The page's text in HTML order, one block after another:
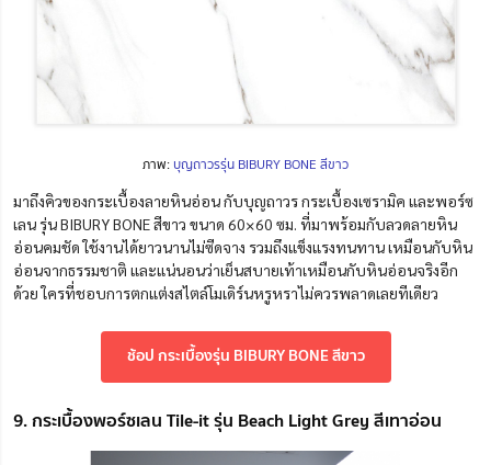
ภาพ: บุญถาวรรุ่น BIBURY BONE สีขาว
มาถึงคิวของกระเบื้องลายหินอ่อน กับบุญถาวร กระเบื้องเซรามิค และพอร์ซ
เลน รุ่น BIBURY BONE สีขาว ขนาด 60×60 ซม. ที่มาพร้อมกับลวดลายหิน
อ่อนคมชัด ใช้งานได้ยาวนานไม่ซีดจาง รวมถึงแข็งแรงทนทาน เหมือนกับหิน
อ่อนจากธรรมชาติ และแน่นอนว่าเย็นสบายเท้าเหมือนกับหินอ่อนจริงอีก
ด้วย ใครที่ชอบการตกแต่งสไตล์โมเดิร์นหรูหราไม่ควรพลาดเลยทีเดียว
ช้อป กระเบื้องรุ่น BIBURY BONE สีขาว
9. กระเบื้องพอร์ซเลน Tile-it รุ่น Beach Light Grey สีเทาอ่อน